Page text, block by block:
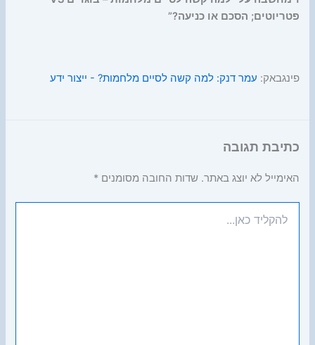
פטריוטים; הסכם או כניעה?”
פינגבאק: עמר דנק: למה קשה לסיים מלחמות? - ייצור ידע
כתיבת תגובה
האימייל לא יוצג באתר. שדות החובה מסומנים*
כאן...